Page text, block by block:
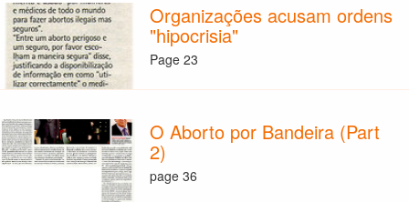
Organizações acusam ordens
"hipocrisia"
Page 23
O Aborto por Bandeira (Part
2)
page 36